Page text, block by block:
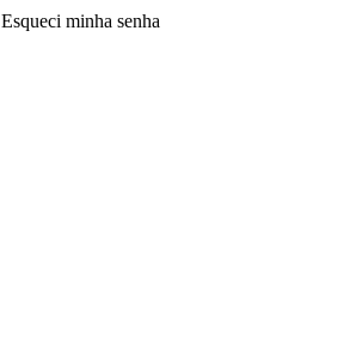
Esqueci minha senha